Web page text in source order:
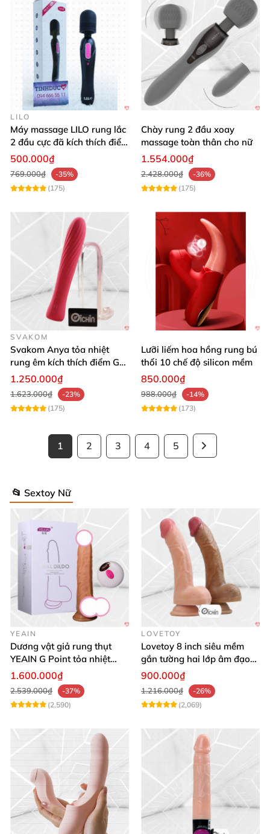
LILO
Máy massage LILO rung lắc
2 đầu cực đã kích thích điểm
G âm đạo
500.000₫
769.000₫
-35%
(175)
Chày rung 2 đầu xoay
massage toàn thân cho nữ
1.554.000₫
2.428.000₫
-36%
(175)
SVAKOM
Svakom Anya tỏa nhiệt
rung êm kích thích điểm G
silicon Mỹ cao cấp an toàn
1.250.000₫
1.623.000₫
-23%
(175)
Lưỡi liếm hoa hồng rung bú
thổi 10 chế độ silicon mềm
850.000₫
988.000₫
-14%
(173)
1 2 3 4 5
📂 Sextoy Nữ
YEAIN
Dương vật giả rung thụt
YEAIN G Point tỏa nhiệt
điều khiển từ xa
1.600.000₫
2.539.000₫
-37%
(2,590)
LOVETOY
Lovetoy 8 inch siêu mềm
gắn tường hai lớp âm đạo
giả chuẩn y tế
900.000₫
1.216.000₫
-26%
(2,069)